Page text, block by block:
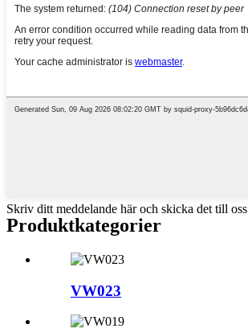
Skriv ditt meddelande här och skicka det till oss
Produktkategorier
VW023